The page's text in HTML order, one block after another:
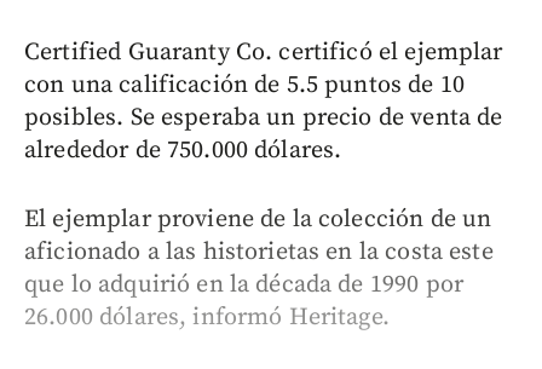
Certified Guaranty Co. certificó el ejemplar
con una calificación de 5.5 puntos de 10
posibles. Se esperaba un precio de venta de
alrededor de 750.000 dólares.
El ejemplar proviene de la colección de un
aficionado a las historietas en la costa este
que lo adquirió en la década de 1990 por
26.000 dólares, informó Heritage.